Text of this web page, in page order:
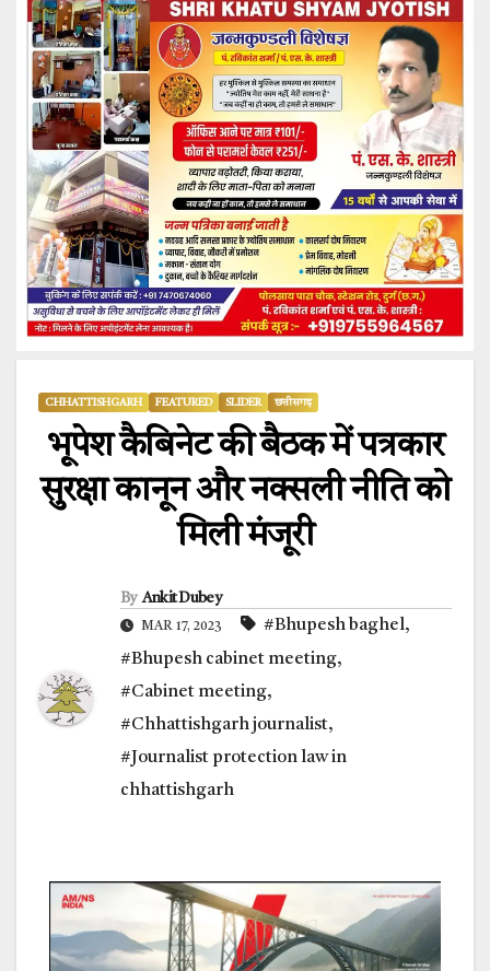
CHHATTISHGARH FEATURED SLIDER छत्तीसगढ़
भूपेश कैबिनेट की बैठक में पत्रकार
सुरक्षा कानून और नक्सली नीति को
मिली मंजूरी
By Ankit Dubey
MAR 17, 2023 #Bhupesh baghel,
#Bhupesh cabinet meeting,
#Cabinet meeting,
#Chhattishgarh journalist,
#Journalist protection law in
chhattishgarh